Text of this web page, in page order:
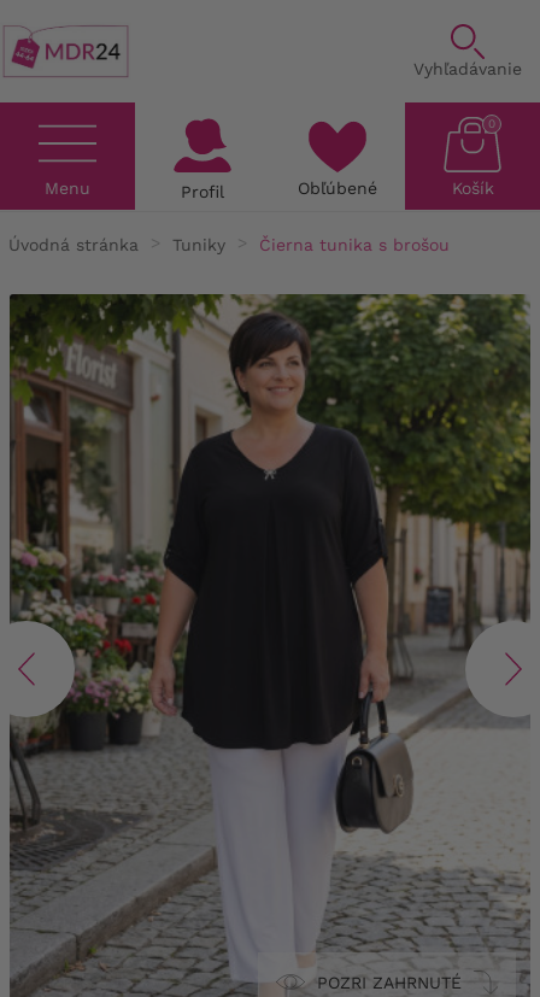
Vyhľadávanie
Menu Profil Obľúbené Košík
0
Úvodná stránka Tuniky Čierna tunika s brošou
POZRI ZAHRNUTÉ